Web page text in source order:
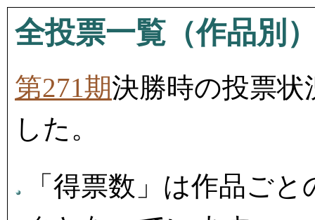
全投票一覧（作品別
第271期決勝時の投票
した。
「得票数」は作品ご